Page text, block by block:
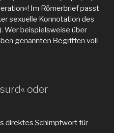
Im Römerbrief passt
sexuelle Konnotation des
Wer beispielsweise über
genannten Begriffen voll
oder
direktes Schimpfwort für